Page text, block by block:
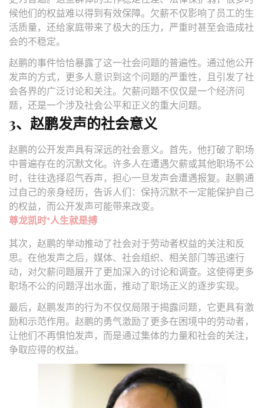
候他们的权益难以得到有效保障。欠薪不仅影响了员工的生
活质量，还给家庭带来了极大的压力，严重时甚至会造成社
会的不稳定。
赵鹏的事件恰恰暴露了这一社会问题的普遍性。通过他公开
发声的方式，更多人意识到这个问题的严重性，且引发了社
会各界的广泛讨论和关注。欠薪问题不仅仅是一个经济问
题，还是一个涉及社会公平和正义的重大问题。
3、赵鹏发声的社会意义
赵鹏的公开发声具有深远的社会意义。首先，他打破了职场
中普遍存在的沉默文化。许多人在遭遇欠薪或其他职场不公
时，往往选择忍气吞声，担心一旦发声会遭遇报复。赵鹏通
过自己的亲身经历，告诉人们：保持沉默不一定能保护自己
的权益，而公开发声可能带来改变。
尊龙凯时*人生就是搏
其次，赵鹏的举动推动了社会对于劳动者权益的关注和反
思。在他发声之后，媒体、社会组织、相关部门等迅速行
动，对欠薪问题展开了更加深入的讨论和调查。这使得更多
职场不公的问题浮出水面，推动了职场正义的逐步实现。
最后，赵鹏发声的行为不仅仅局限于揭露问题，它更具有激
励和示范作用。赵鹏的勇气激励了更多在困境中的劳动者，
让他们不再惧怕发声，而是通过集体的力量和社会的关注，
争取应得的权益。